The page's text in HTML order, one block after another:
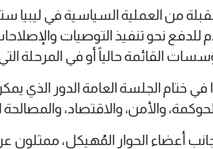
من العملية السياسية في
نحو تنفيذ التوصيات والإصلاحات
القائمة حالياً أو في المرحلة التي
في ختام الجلسة العامة الدور الذي
والأمن، والاقتصاد،
أعضاء الحوار المُهيكل، ممثلون عن